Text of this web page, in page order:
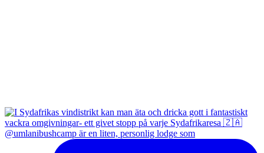
@umlanibushcamp är en liten, personlig lodge som